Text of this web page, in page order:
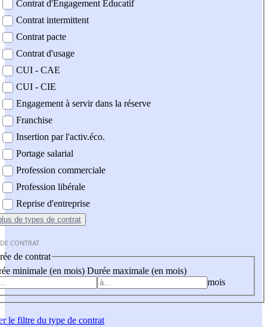
Contrat d'Engagement Educatif
Contrat intermittent
Contrat pacte
Contrat d'usage
CUI - CAE
CUI - CIE
Engagement à servir dans la réserve
Franchise
Insertion par l'activ.éco.
Portage salarial
Profession commerciale
Profession libérale
Reprise d'entreprise
de types de contrat
CONTRAT
de contrat
minimale (en mois) Durée maximale (en mois)
mois
le filtre du type de contrat